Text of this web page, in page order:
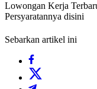
Lowongan Kerja
Persyaratannya disini
Sebarkan artikel ini